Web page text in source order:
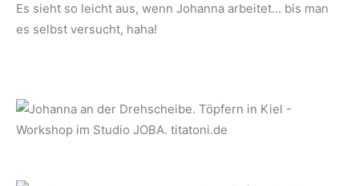
Es sieht so leicht aus, wenn Johanna arbeitet… bis man
es selbst versucht, haha!